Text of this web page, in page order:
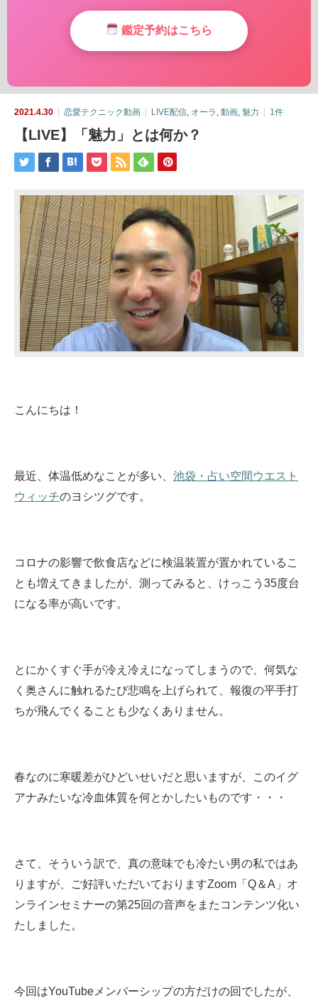
鑑定予約はこちら
2021.4.30 恋愛テクニック動画 LIVE配信 オーラ 動画 魅力 1件
【LIVE】「魅力」とは何か？
こんにちは！
最近、体温低めなことが多い、 池袋・占い空間ウエスト
ウィッチのヨシツグです。
コロナの影響で飲食店などに検温装置が置かれているこ
とも増えてきましたが、測ってみると、けっこう35度台
になる率が高いです。
とにかくすぐ手が冷え冷えになってしまうので、何気な
く奥さんに触れるたび悲鳴を上げられて、報復の平手打
ちが飛んでくることも少なくありません。
春なのに寒暖差がひどいせいだと思いますが、このイグ
アナみたいな冷血体質を何とかしたいものです・・・
さて、そういう訳で、真の意味でも冷たい男の私ではあ
りますが、ご好評いただいておりますZoom「Q＆A」オ
ンラインセミナーの第25回の音声をまたコンテンツ化い
たしました。
今回はYouTubeメンバーシップの方だけの回でしたが、